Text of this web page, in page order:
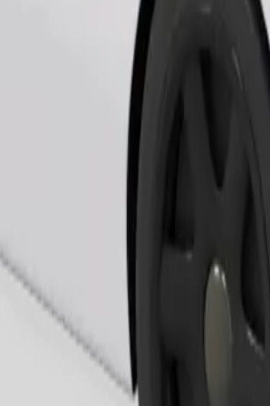
moraju biti zaštićena dekom ili